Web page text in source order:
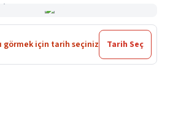
görmek için tarih seçiniz Tarih Seç